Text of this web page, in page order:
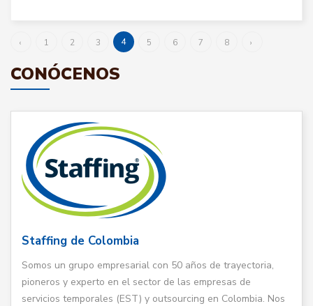
‹ 1 2 3 4 5 6 7 8 ›
CONÓCENOS
Staffing de Colombia
Somos un grupo empresarial con 50 años de trayectoria,
pioneros y experto en el sector de las empresas de
servicios temporales (EST) y outsourcing en Colombia. Nos